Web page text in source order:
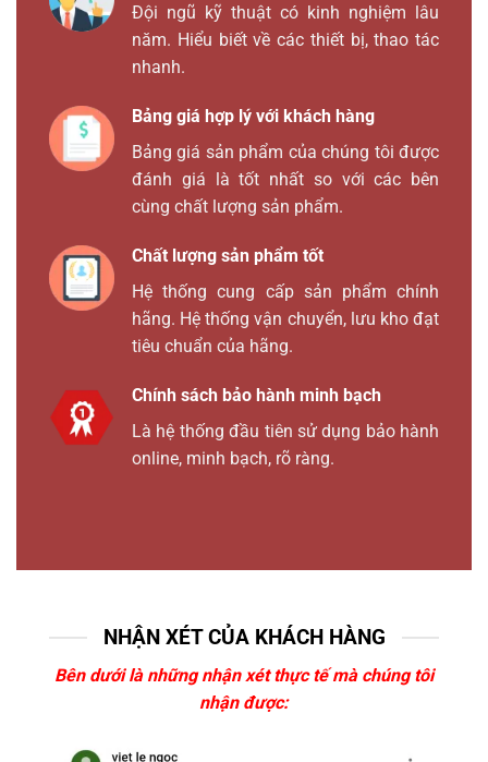
Đội ngũ kỹ thuật có kinh nghiệm lâu
năm. Hiểu biết về các thiết bị, thao tác
nhanh.
Bảng giá hợp lý với khách hàng
Bảng giá sản phẩm của chúng tôi được
đánh giá là tốt nhất so với các bên
cùng chất lượng sản phẩm.
Chất lượng sản phẩm tốt
Hệ thống cung cấp sản phẩm chính
hãng. Hệ thống vận chuyển, lưu kho đạt
tiêu chuẩn của hãng.
Chính sách bảo hành minh bạch
Là hệ thống đầu tiên sử dụng bảo hành
online, minh bạch, rõ ràng.
NHẬN XÉT CỦA KHÁCH HÀNG
Bên dưới là những nhận xét thực tế mà chúng tôi
nhận được: